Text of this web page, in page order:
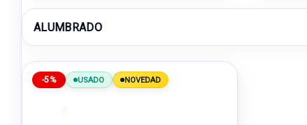
ALUMBRADO
-5% USADO NOVEDAD